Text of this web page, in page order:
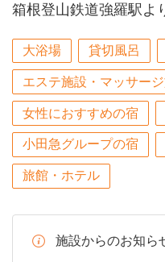
箱根登山鉄道強羅駅よ
大浴場 貸切風呂
エステ施設・マッサー
女性におすすめの宿
小田急グループの宿
旅館・ホテル
施設からのお知ら